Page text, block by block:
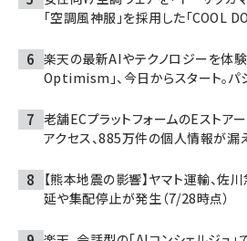
「空調風神服」を採用した「COOL
楽天の最新AIやテクノロジーを体
Optimism」、今日からスタート。パ
老舗ECプラットフォームのEストアー
アクセス、885万件の個人情報が漏
【熊本地震の影響】ヤマト運輸、佐
延や集配停止が発生（7/28時点）